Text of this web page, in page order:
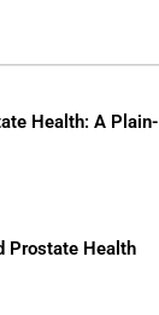
Health: A Plain-
Prostate Health